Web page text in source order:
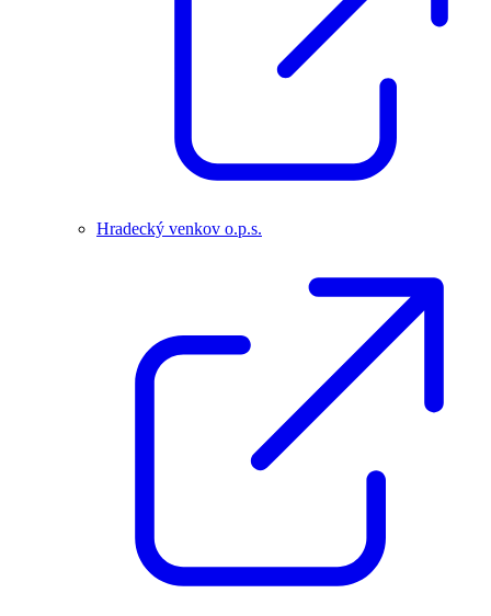
Hradecký venkov o.p.s.